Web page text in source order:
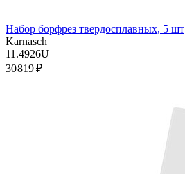
Набор борфрез твердосплавных, 5 шт
Karnasch
11.4926U
30 819 ₽